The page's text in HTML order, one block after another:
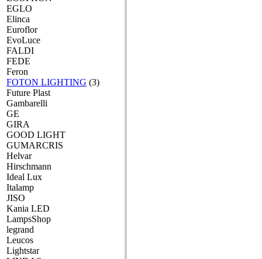
EGLO
Elinca
Euroflor
EvoLuce
FALDI
FEDE
Feron
FOTON LIGHTING (3)
Future Plast
Gambarelli
GE
GIRA
GOOD LIGHT
GUMARCRIS
Helvar
Hirschmann
Ideal Lux
Italamp
JISO
Kania LED
LampsShop
legrand
Leucos
Lightstar